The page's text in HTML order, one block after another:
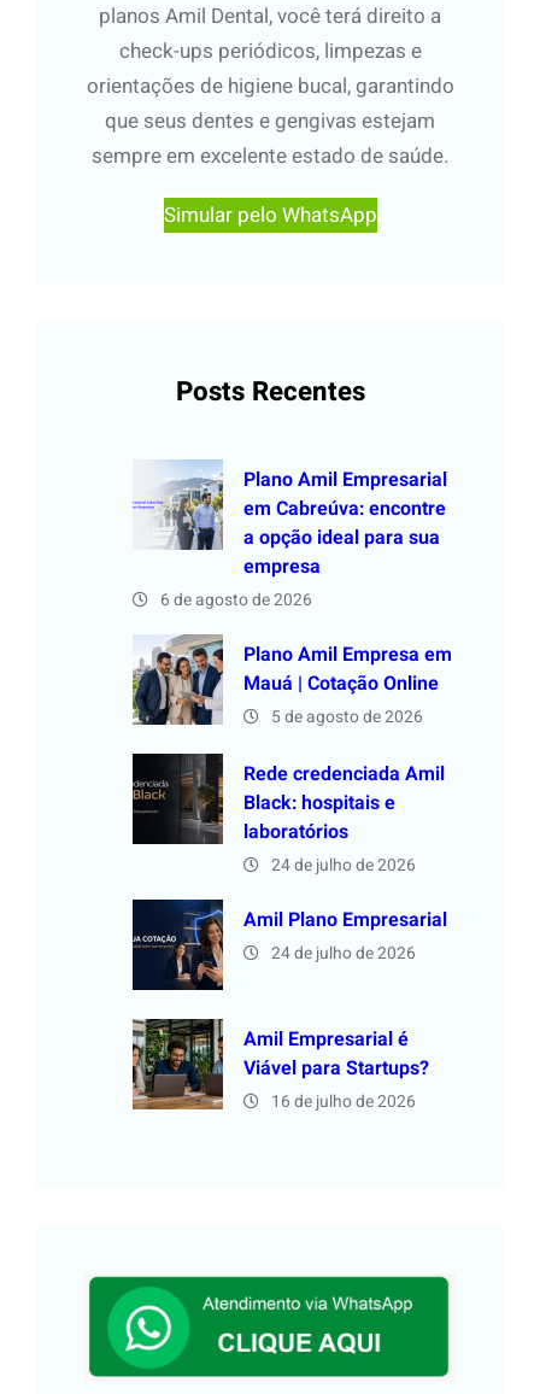
planos Amil Dental, você terá direito a
check-ups periódicos, limpezas e
orientações de higiene bucal, garantindo
que seus dentes e gengivas estejam
sempre em excelente estado de saúde.
Simular pelo WhatsApp
Posts Recentes
Plano Amil Empresarial
em Cabreúva: encontre
a opção ideal para sua
empresa
6 de agosto de 2026
Plano Amil Empresa em
Mauá | Cotação Online
5 de agosto de 2026
Rede credenciada Amil
Black: hospitais e
laboratórios
24 de julho de 2026
Amil Plano Empresarial
24 de julho de 2026
Amil Empresarial é
Viável para Startups?
16 de julho de 2026